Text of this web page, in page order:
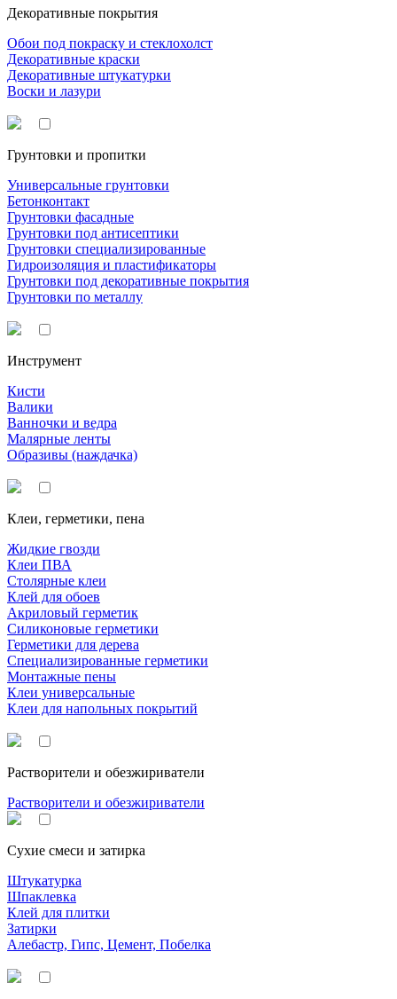
Декоративные покрытия
Обои под покраску и стеклохолст
Декоративные краски
Декоративные штукатурки
Воски и лазури
Грунтовки и пропитки
Универсальные грунтовки
Бетонконтакт
Грунтовки фасадные
Грунтовки под антисептики
Грунтовки специализированные
Гидроизоляция и пластификаторы
Грунтовки под декоративные покрытия
Грунтовки по металлу
Инструмент
Кисти
Валики
Ванночки и ведра
Малярные ленты
Образивы (наждачка)
Клеи, герметики, пена
Жидкие гвозди
Клеи ПВА
Столярные клеи
Клей для обоев
Акриловый герметик
Силиконовые герметики
Герметики для дерева
Специализированные герметики
Монтажные пены
Клеи универсальные
Клеи для напольных покрытий
Растворители и обезжириватели
Растворители и обезжириватели
Сухие смеси и затирка
Штукатурка
Шпаклевка
Клей для плитки
Затирки
Алебастр, Гипс, Цемент, Побелка